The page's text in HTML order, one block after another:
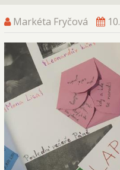
Markéta Fryčová